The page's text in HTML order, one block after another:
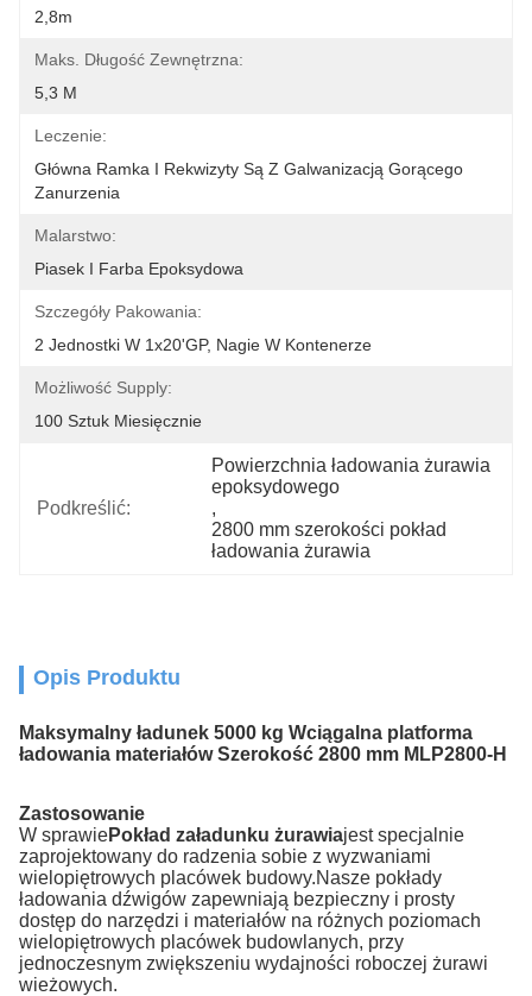
2,8m
Maks. Długość Zewnętrzna:
5,3 M
Leczenie:
Główna Ramka I Rekwizyty Są Z Galwanizacją Gorącego
Zanurzenia
Malarstwo:
Piasek I Farba Epoksydowa
Szczegóły Pakowania:
2 Jednostki W 1x20'GP, Nagie W Kontenerze
Możliwość Supply:
100 Sztuk Miesięcznie
Podkreślić:
Powierzchnia ładowania żurawia
epoksydowego
,
2800 mm szerokości pokład
ładowania żurawia
Opis Produktu
Maksymalny ładunek 5000 kg Wciągalna platforma
ładowania materiałów Szerokość 2800 mm MLP2800-H
Zastosowanie
W sprawiePokład załadunku żurawiajest specjalnie
zaprojektowany do radzenia sobie z wyzwaniami
wielopiętrowych placówek budowy.Nasze pokłady
ładowania dźwigów zapewniają bezpieczny i prosty
dostęp do narzędzi i materiałów na różnych poziomach
wielopiętrowych placówek budowlanych, przy
jednoczesnym zwiększeniu wydajności roboczej żurawi
wieżowych.